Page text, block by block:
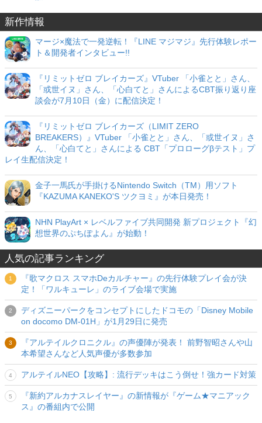
新作情報
マージ×魔法で一発逆転！『LINE マジマジ』先行体験レポー
ト＆開発者インタビュー!!
『リミットゼロ ブレイカーズ』VTuber 「小雀とと」さん、
「或世イヌ」さん、「心白てと」さんによるCBT振り返り座
談会が7月10日（金）に配信決定！
『リミットゼロ ブレイカーズ（LIMIT ZERO
BREAKERS）』VTuber 「小雀とと」さん、「或世イヌ」さ
ん、「心白てと」さんによる CBT「プロローグβテスト」プ
レイ生配信決定！
金子一馬氏が手掛けるNintendo Switch（TM）用ソフト
『KAZUMA KANEKO'S ツクヨミ』が本日発売！
NHN PlayArt × レベルファイブ共同開発 新プロジェクト『幻
想世界のぷちぽよん』が始動！
人気の記事ランキング
『歌マクロス スマホDeカルチャー』の先行体験プレイ会が決
定！「ワルキューレ」のライブ会場で実施
ディズニーパークをコンセプトにしたドコモの「Disney Mobile
on docomo DM-01H」が1月29日に発売
『アルテイルクロニクル』の声優陣が発表！ 前野智昭さんや山
本希望さんなど人気声優が多数参加
アルテイルNEO【攻略】: 流行デッキはこう倒せ！強カード対策
『新約アルカナスレイヤー』の新情報が『ゲーム★マニアック
ス』の番組内で公開